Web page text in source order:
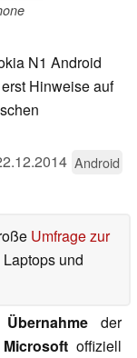
N1 Android
Hinweise auf
Android
Umfrage zur
und
Übernahme der
Microsoft offiziell